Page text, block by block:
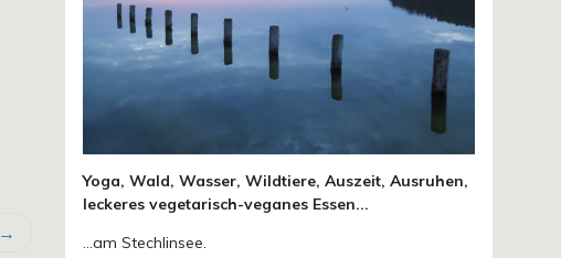
Yoga, Wald, Wasser, Wildtiere, Auszeit, Ausruhen,
leckeres vegetarisch-veganes Essen...
...am Stechlinsee.